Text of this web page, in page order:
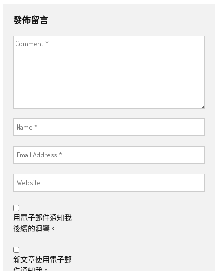
發佈留言
用電子郵件通知我
後續的迴響。
新文章使用電子郵